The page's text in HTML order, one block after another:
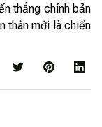
thắng chính bản
thân mới là chiến